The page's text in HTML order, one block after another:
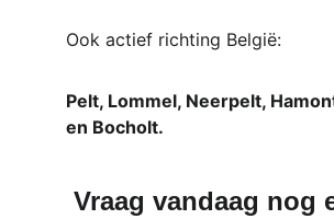
Ook actief richting België:
Pelt, Lommel, Neerpelt,
en Bocholt.
Vraag vandaag nog